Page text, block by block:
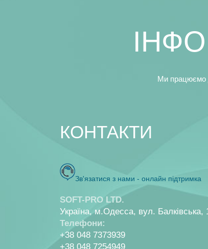
Ми працюємо
КОНТАКТИ
Зв'язатися з нами - онлайн пiдтримка
SOFT-PRO LTD.
Україна, м.Одесса, вул.
Телефони:
+38 048 7373939
+38 048 7254949